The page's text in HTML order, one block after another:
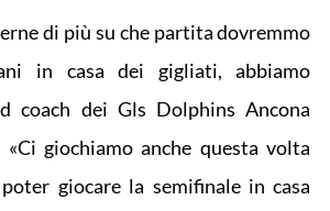
di più su che partita dovremmo
in casa dei gigliati, abbiamo
coach dei Gls Dolphins Ancona
giochiamo anche questa volta
giocare la semifinale in casa